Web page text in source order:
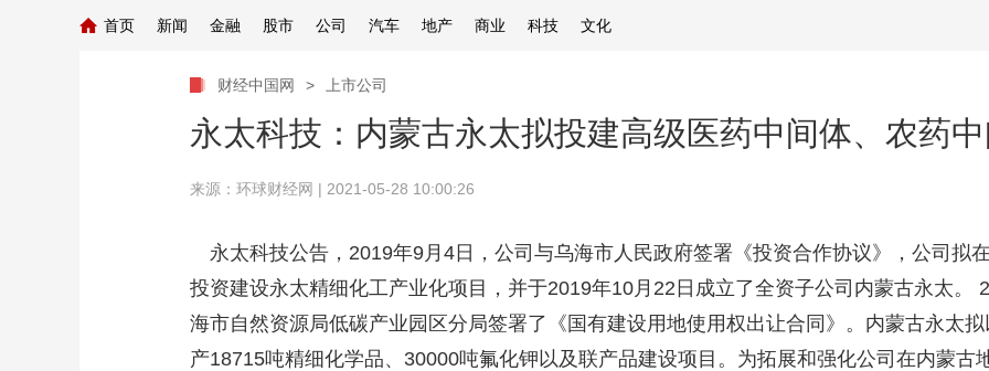
首页 新闻 金融 股市 公司 汽车 地产 商业 科技 文化
财经中国网 > 上市公司
永太科技：内蒙古永太拟投建高级医药中间体、农药
来源： 环球财经网 | 2021-05-28 10:00:26
永太科技公告，2019年9月4日，公司与乌海市人民政府签署《投资合作协议》，公司拟
投资建设永太精细化工产业化项目，并于2019年10月22日成立了全资子公司内蒙古永太。
海市自然资源局低碳产业园区分局签署了《国有建设用地使用权出让合同》。内蒙古永太
产18715吨精细化学品、30000吨氟化钾以及联产品建设项目。为拓展和强化公司在内蒙古